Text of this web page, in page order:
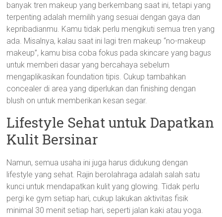
banyak tren makeup yang berkembang saat ini, tetapi yang
terpenting adalah memilih yang sesuai dengan gaya dan
kepribadianmu. Kamu tidak perlu mengikuti semua tren yang
ada. Misalnya, kalau saat ini lagi tren makeup “no-makeup
makeup”, kamu bisa coba fokus pada skincare yang bagus
untuk memberi dasar yang bercahaya sebelum
mengaplikasikan foundation tipis. Cukup tambahkan
concealer di area yang diperlukan dan finishing dengan
blush on untuk memberikan kesan segar.
Lifestyle Sehat untuk Dapatkan
Kulit Bersinar
Namun, semua usaha ini juga harus didukung dengan
lifestyle yang sehat. Rajin berolahraga adalah salah satu
kunci untuk mendapatkan kulit yang glowing. Tidak perlu
pergi ke gym setiap hari, cukup lakukan aktivitas fisik
minimal 30 menit setiap hari, seperti jalan kaki atau yoga.